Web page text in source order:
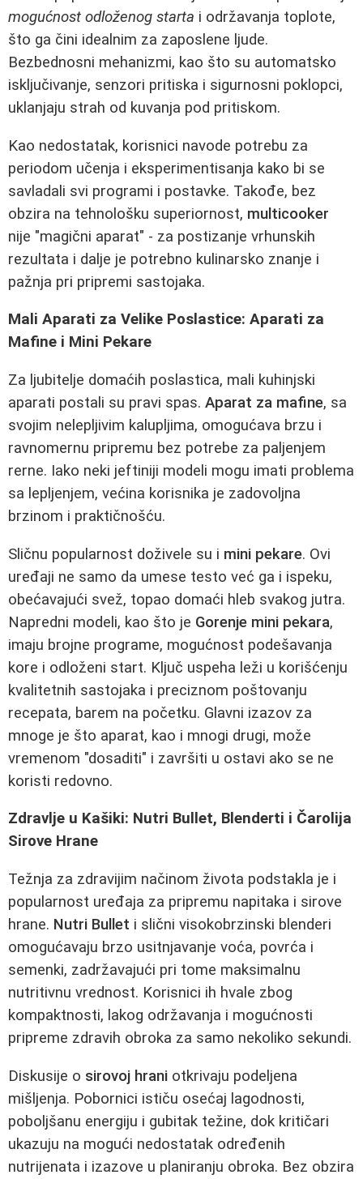
mogućnost odloženog starta i održavanja toplote,
što ga čini idealnim za zaposlene ljude.
Bezbednosni mehanizmi, kao što su automatsko
isključivanje, senzori pritiska i sigurnosni poklopci,
uklanjaju strah od kuvanja pod pritiskom.
Kao nedostatak, korisnici navode potrebu za
periodom učenja i eksperimentisanja kako bi se
savladali svi programi i postavke. Takođe, bez
obzira na tehnološku superiornost, multicooker
nije "magični aparat" - za postizanje vrhunskih
rezultata i dalje je potrebno kulinarsko znanje i
pažnja pri pripremi sastojaka.
Mali Aparati za Velike Poslastice: Aparati za
Mafine i Mini Pekare
Za ljubitelje domaćih poslastica, mali kuhinjski
aparati postali su pravi spas. Aparat za mafine, sa
svojim nelepljivim kalupljima, omogućava brzu i
ravnomernu pripremu bez potrebe za paljenjem
rerne. Iako neki jeftiniji modeli mogu imati problema
sa lepljenjem, većina korisnika je zadovoljna
brzinom i praktičnošću.
Sličnu popularnost doživele su i mini pekare. Ovi
uređaji ne samo da umese testo već ga i ispeku,
obećavajući svež, topao domaći hleb svakog jutra.
Napredni modeli, kao što je Gorenje mini pekara,
imaju brojne programe, mogućnost podešavanja
kore i odloženi start. Ključ uspeha leži u korišćenju
kvalitetnih sastojaka i preciznom poštovanju
recepata, barem na početku. Glavni izazov za
mnoge je što aparat, kao i mnogi drugi, može
vremenom "dosaditi" i završiti u ostavi ako se ne
koristi redovno.
Zdravlje u Kašiki: Nutri Bullet, Blenderti i Čarolija
Sirove Hrane
Težnja za zdravijim načinom života podstakla je i
popularnost uređaja za pripremu napitaka i sirove
hrane. Nutri Bullet i slični visokobrzinski blenderi
omogućavaju brzo usitnjavanje voća, povrća i
semenki, zadržavajući pri tome maksimalnu
nutritivnu vrednost. Korisnici ih hvale zbog
kompaktnosti, lakog održavanja i mogućnosti
pripreme zdravih obroka za samo nekoliko sekundi.
Diskusije o sirovoj hrani otkrivaju podeljena
mišljenja. Pobornici ističu osećaj lagodnosti,
poboljšanu energiju i gubitak težine, dok kritičari
ukazuju na mogući nedostatak određenih
nutrijenata i izazove u planiranju obroka. Bez obzira